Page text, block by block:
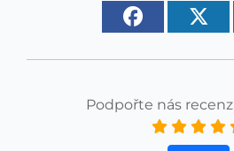
Podpořte nás